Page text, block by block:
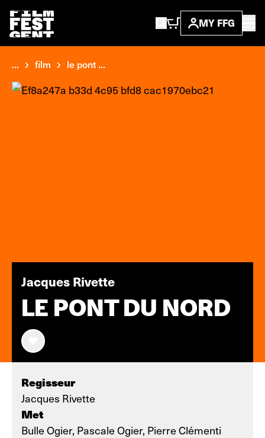
MY FFG
... film le pont ...
Jacques Rivette
LE PONT DU NORD
Regisseur
Jacques Rivette
Met
Bulle Ogier, Pascale Ogier, Pierre Clémenti